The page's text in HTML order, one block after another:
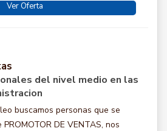
Ver Oferta
del nivel medio en las
buscamos personas que se
DE VENTAS, nos